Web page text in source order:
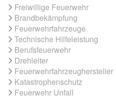
Freiwillige Feuerwehr
Brandbekämpfung
Feuerwehrfahrzeuge
Technische Hilfeleistung
Berufsfeuerwehr
Drehleiter
Feuerwehrfahrzeughersteller
Katastrophenschutz
Feuerwehr Unfall